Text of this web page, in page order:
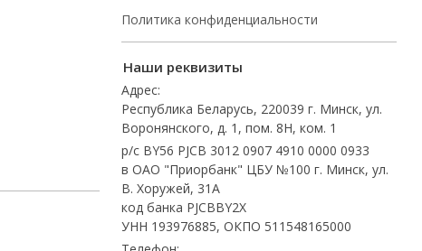
Политика конфиденциальности
Наши реквизиты
Адрес:
Республика Беларусь, 220039 г. Минск, ул.
Воронянского, д. 1, пом. 8Н, ком. 1
р/с BY56 PJCB 3012 0907 4910 0000 0933
в ОАО "Приорбанк" ЦБУ №100 г. Минск, ул.
В. Хоружей, 31А
код банка PJCBBY2X
УНН 193976885, ОКПО 511548165000